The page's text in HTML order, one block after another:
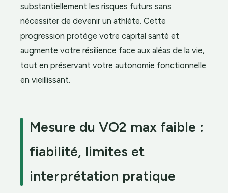
substantiellement les risques futurs sans
nécessiter de devenir un athlète. Cette
progression protège votre capital santé et
augmente votre résilience face aux aléas de la vie,
tout en préservant votre autonomie fonctionnelle
en vieillissant.
Mesure du VO2 max faible :
fiabilité, limites et
interprétation pratique